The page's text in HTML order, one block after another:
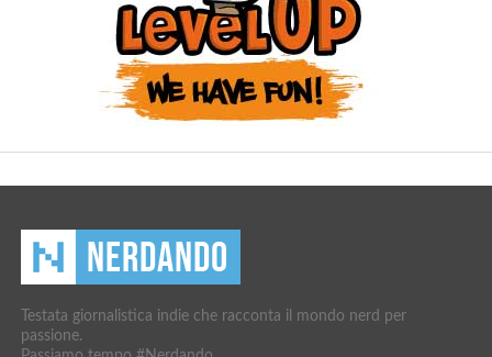
Testata giornalistica indie che racconta il mondo nerd per
passione.